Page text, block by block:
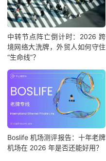
中转节点阵亡倒计时：2026 跨
境网络大洗牌，外贸人如何守住
“生命线”？
Boslife 机场测评报告：十年老牌
机场在 2026 年是否还能好用？